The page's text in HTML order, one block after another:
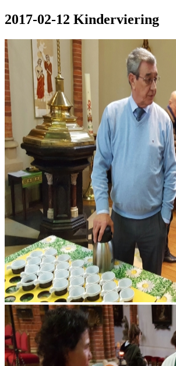
2017-02-12 Kinderviering